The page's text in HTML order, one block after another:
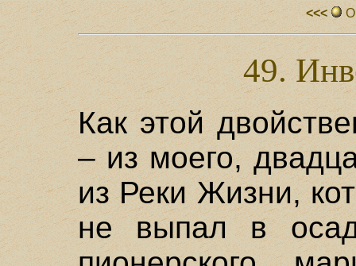
<<<
49.
Как этой
– из моего,
из Реки Жизни,
не выпал в